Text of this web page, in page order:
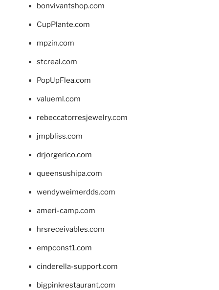
bonvivantshop.com
CupPlante.com
mpzin.com
stcreal.com
PopUpFlea.com
valueml.com
rebeccatorresjewelry.com
jmpbliss.com
drjorgerico.com
queensushipa.com
wendyweimerdds.com
ameri-camp.com
hrsreceivables.com
empconst1.com
cinderella-support.com
bigpinkrestaurant.com